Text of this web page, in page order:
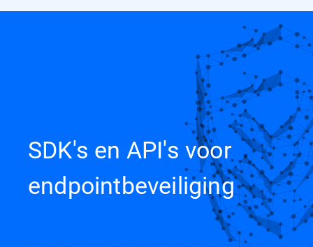
SDK's en API's voor
endpointbeveiliging